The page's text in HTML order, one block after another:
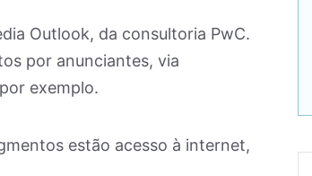
Outlook, da consultoria PwC.
por anunciantes, via
exemplo.
estão acesso à internet,